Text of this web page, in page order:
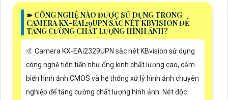
➽ CÔNG NGHỆ NÀO ĐƯỢC SỬ DỤNG TRONG
CAMERA KX-EAI29UPN SẮC NÉT KBVISION ĐỂ
TĂNG CƯỜNG CHẤT LƯỢNG HÌNH ẢNH?
🤙 Camera KX-EAi2329UPN sắc nét KBvision sử dụng
công nghệ tiên tiến như ống kính chất lượng cao, cảm
biến hình ảnh CMOS và hệ thống xử lý hình ảnh chuyên
nghiệp để tăng cường chất lượng hình ảnh. Nét độc